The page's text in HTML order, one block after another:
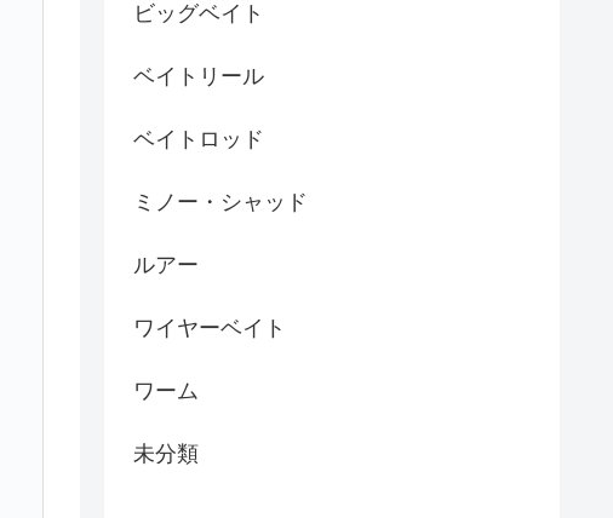
ビッグベイト
ベイトリール
ベイトロッド
ミノー・シャッド
ルアー
ワイヤーベイト
ワーム
未分類